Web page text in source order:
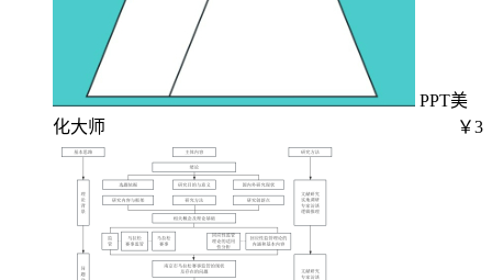
PPT美
化大师
￥3